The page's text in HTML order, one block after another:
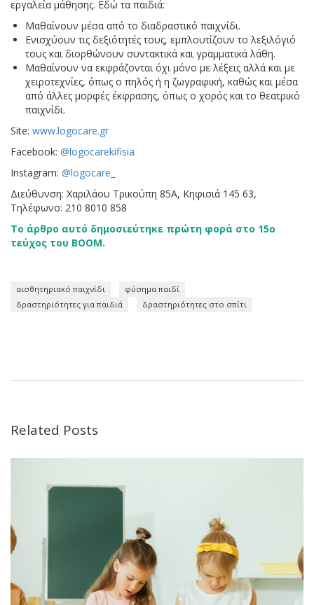
εργαλεία μάθησης. Εδώ τα παιδιά:
Mαθαίνουν μέσα από το διαδραστικό παιχνίδι.
Ενισχύουν τις δεξιότητές τους, εμπλουτίζουν το λεξιλόγιό
τους και διορθώνουν συντακτικά και γραμματικά λάθη.
Μαθαίνουν να εκφράζονται όχι μόνο με λέξεις αλλά και με
χειροτεχνίες, όπως ο πηλός ή η ζωγραφική, καθώς και μέσα
από άλλες μορφές έκφρασης, όπως ο χορός και το θεατρικό
παιχνίδι.
Site: www.logocare.gr
Facebook: @logocarekifisia
Instagram: @logocare_
Διεύθυνση: Χαριλάου Τρικούπη 85Α, Κηφισιά 145 63,
Tηλέφωνο: 210 8010 858
Το άρθρο αυτό δημοσιεύτηκε πρώτη φορά στο 15ο
τεύχος του BOOM.
αισθητηριακό παιχνίδι
φύσημα παιδί
δραστηριότητες για παιδιά
δραστηριότητες στο σπίτι
Related Posts